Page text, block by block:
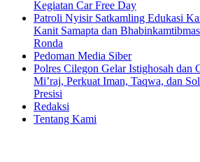
Kegiatan Car Free Day
Patroli Nyisir Satkamling Edukasi
Kanit Samapta dan
Ronda
Pedoman Media Siber
Polres Cilegon Gelar Istighosah dan
Mi’raj, Perkuat Iman, Taqwa, dan
Presisi
Redaksi
Tentang Kami